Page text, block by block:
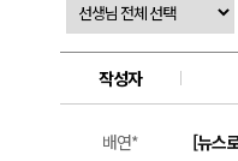
작성자
배연* [뉴스